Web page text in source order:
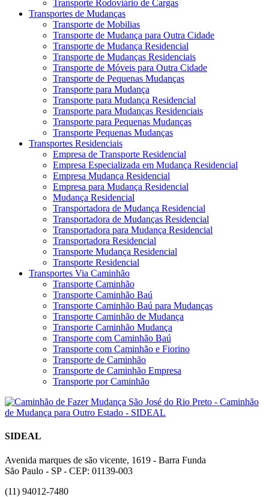
Transporte Rodoviário de Cargas
Transportes de Mudanças
Transporte de Mobilias
Transporte de Mudança para Outra Cidade
Transporte de Mudança Residencial
Transporte de Mudanças Residenciais
Transporte de Móveis para Outra Cidade
Transporte de Pequenas Mudanças
Transporte para Mudança
Transporte para Mudança Residencial
Transporte para Mudanças Residenciais
Transporte para Pequenas Mudanças
Transporte Pequenas Mudanças
Transportes Residenciais
Empresa de Transporte Residencial
Empresa Especializada em Mudança Residencial
Empresa Mudança Residencial
Empresa para Mudança Residencial
Mudança Residencial
Transportadora de Mudança Residencial
Transportadora de Mudanças Residencial
Transportadora para Mudança Residencial
Transportadora Residencial
Transporte Mudança Residencial
Transporte Residencial
Transportes Via Caminhão
Transporte Caminhão
Transporte Caminhão Baú
Transporte Caminhão Baú para Mudanças
Transporte Caminhão de Mudança
Transporte Caminhão Mudança
Transporte com Caminhão Baú
Transporte com Caminhão e Fiorino
Transporte de Caminhão
Transporte de Caminhão Empresa
Transporte por Caminhão
SIDEAL
Avenida marques de são vicente, 1619 - Barra Funda
São Paulo - SP - CEP: 01139-003
(11) 94012-7480